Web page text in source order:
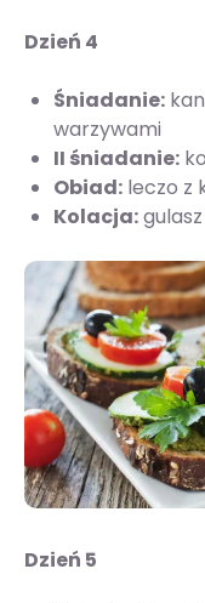
Dzień 4
Śniadanie:
warzywami
II śniadanie:
Obiad: leczo z
Kolacja:
Dzień 5